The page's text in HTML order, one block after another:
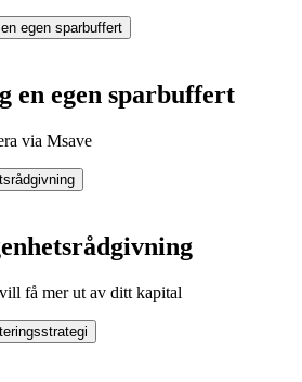
egen sparbuffert
en egen sparbuffert
via Msave
få mer ut av ditt kapital